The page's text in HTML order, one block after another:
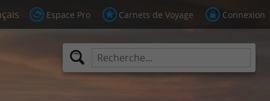
Espace Pro Carnets de Voyage Connexion